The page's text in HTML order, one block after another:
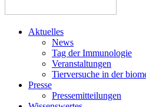
Aktuelles
News
Tag der Immunologie
Veranstaltungen
Tierversuche in der
Presse
Pressemitteilungen